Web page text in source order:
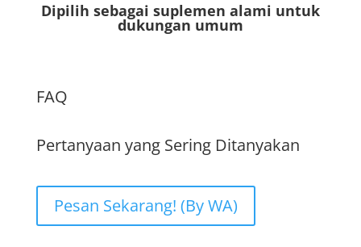
Dipilih sebagai suplemen alami untuk
dukungan umum
FAQ
Pertanyaan yang Sering Ditanyakan
Pesan Sekarang! (By WA)